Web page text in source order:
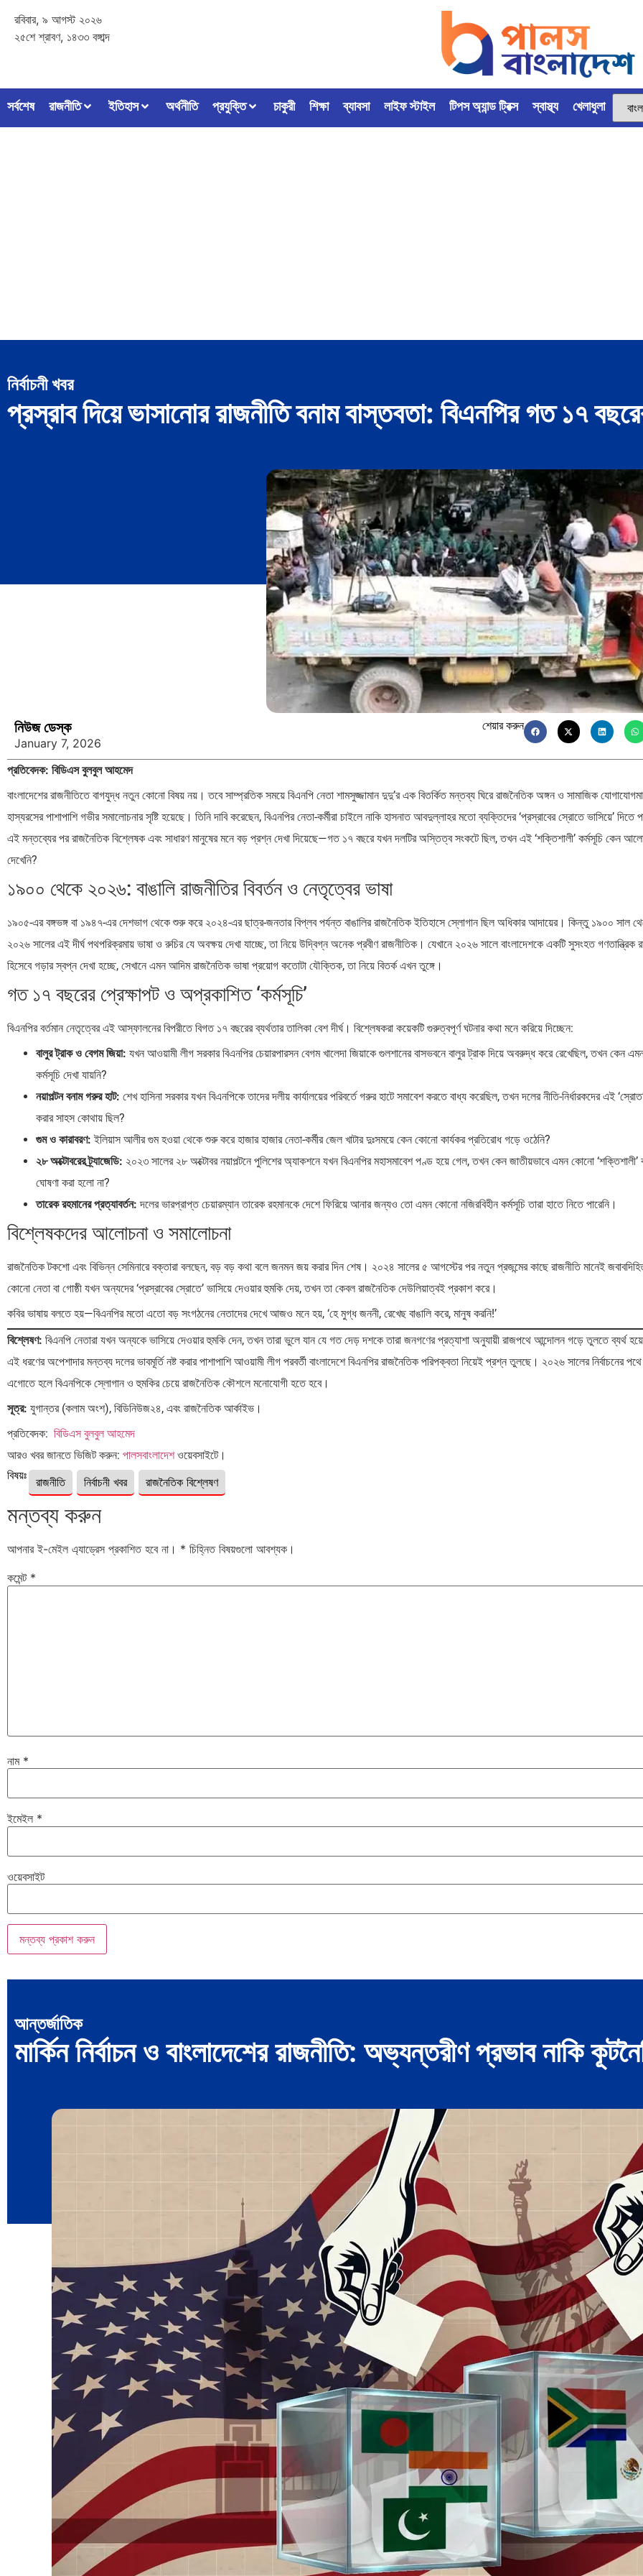
রবিবার, ৯ আগস্ট ২০২৬
২৫শে শ্রাবণ, ১৪৩৩ বঙ্গাব্দ
সর্বশেষ রাজনীতি ইতিহাস অর্থনীতি প্রযুক্তি চাকুরী শিক্ষা ব্যাবসা লাইফ স্টাইল টিপস অ্যান্ড ট্রিক্স স্বাস্থ্য খেলাধুলা
নির্বাচনী খবর
প্রস্রাব দিয়ে ভাসানোর রাজনীতি বনাম বাস্তবতা: বিএনপির গত ১৭
নিউজ ডেস্ক
January 7, 2026
শেয়ার করুন
প্রতিবেদক: বিডিএস বুলবুল আহমেদ
বাংলাদেশের রাজনীতিতে বাগযুদ্ধ নতুন কোনো বিষয় নয়। তবে সাম্প্রতিক সময়ে বিএনপি নেতা শামসুজ্জামান দুদু’র এক বিতর্কিত মন্তব্য ঘিরে রাজনৈতিক অঙ্গন ও সামাজিক
হাস্যরসের পাশাপাশি গভীর সমালোচনার সৃষ্টি হয়েছে। তিনি দাবি করেছেন, বিএনপির নেতা-কর্মীরা চাইলে নাকি হাসনাত আবদুল্লাহর মতো ব্যক্তিদের ‘প্রস্রাবের স্রোতে ভাসিয়ে’ দিতে
এই মন্তব্যের পর রাজনৈতিক বিশ্লেষক এবং সাধারণ মানুষের মনে বড় প্রশ্ন দেখা দিয়েছে—গত ১৭ বছরে যখন দলটির অস্তিত্ব সংকটে ছিল, তখন এই ‘শক্তিশালী’ কর্মসূচি কেন
দেখেনি?
১৯০০ থেকে ২০২৬: বাঙালি রাজনীতির বিবর্তন ও নেতৃত্বের ভাষা
১৯০৫-এর বঙ্গভঙ্গ বা ১৯৪৭-এর দেশভাগ থেকে শুরু করে ২০২৪-এর ছাত্র-জনতার বিপ্লব পর্যন্ত বাঙালির রাজনৈতিক ইতিহাসে স্লোগান ছিল অধিকার আদায়ের। কিন্তু ১৯০০ সাল
২০২৬ সালের এই দীর্ঘ পথপরিক্রমায় ভাষা ও রুচির যে অবক্ষয় দেখা যাচ্ছে, তা নিয়ে উদ্বিগ্ন অনেক প্রবীণ রাজনীতিক। যেখানে ২০২৬ সালে বাংলাদেশকে একটি সুসংহত গণতান্ত্রিক
হিসেবে গড়ার স্বপ্ন দেখা হচ্ছে, সেখানে এমন আদিম রাজনৈতিক ভাষা প্রয়োগ কতোটা যৌক্তিক, তা নিয়ে বিতর্ক এখন তুঙ্গে।
গত ১৭ বছরের প্রেক্ষাপট ও অপ্রকাশিত ‘কর্মসূচি’
বিএনপির বর্তমান নেতৃত্বের এই আস্ফালনের বিপরীতে বিগত ১৭ বছরের ব্যর্থতার তালিকা বেশ দীর্ঘ। বিশ্লেষকরা কয়েকটি গুরুত্বপূর্ণ ঘটনার কথা মনে করিয়ে দিচ্ছেন:
বালুর ট্রাক ও বেগম জিয়া: যখন আওয়ামী লীগ সরকার বিএনপির চেয়ারপারসন বেগম খালেদা জিয়াকে গুলশানের বাসভবনে বালুর ট্রাক দিয়ে অবরুদ্ধ করে রেখেছিল, তখন কেন
কর্মসূচি দেখা যায়নি?
নয়াপল্টন বনাম গরুর হাট: শেখ হাসিনা সরকার যখন বিএনপিকে তাদের দলীয় কার্যালয়ের পরিবর্তে গরুর হাটে সমাবেশ করতে বাধ্য করেছিল, তখন দলের নীতি-নির্ধারকদের এই
করার সাহস কোথায় ছিল?
গুম ও কারাবরণ: ইলিয়াস আলীর গুম হওয়া থেকে শুরু করে হাজার হাজার নেতা-কর্মীর জেল খাটার দুঃসময়ে কেন কোনো কার্যকর প্রতিরোধ গড়ে ওঠেনি?
২৮ অক্টোবরের ট্র্যাজেডি: ২০২৩ সালের ২৮ অক্টোবর নয়াপল্টনে পুলিশের অ্যাকশনে যখন বিএনপির মহাসমাবেশ পণ্ড হয়ে গেল, তখন কেন জাতীয়ভাবে এমন কোনো ‘শক্তিশালী’
ঘোষণা করা হলো না?
তারেক রহমানের প্রত্যাবর্তন: দলের ভারপ্রাপ্ত চেয়ারম্যান তারেক রহমানকে দেশে ফিরিয়ে আনার জন্যও তো এমন কোনো নজিরবিহীন কর্মসূচি তারা হাতে নিতে পারেনি।
বিশ্লেষকদের আলোচনা ও সমালোচনা
রাজনৈতিক টকশো এবং বিভিন্ন সেমিনারে বক্তারা বলছেন, বড় বড় কথা বলে জনমন জয় করার দিন শেষ। ২০২৪ সালের ৫ আগস্টের পর নতুন প্রজন্মের কাছে রাজনীতি মানেই
কোনো নেতা বা গোষ্ঠী যখন অন্যদের ‘প্রস্রাবের স্রোতে’ ভাসিয়ে দেওয়ার হুমকি দেয়, তখন তা কেবল রাজনৈতিক দেউলিয়াত্বই প্রকাশ করে।
কবির ভাষায় বলতে হয়—বিএনপির মতো এতো বড় সংগঠনের নেতাদের দেখে আজও মনে হয়, ‘হে মুগ্ধ জননী, রেখেছ বাঙালি করে, মানুষ করনি!’
বিশ্লেষণ: বিএনপি নেতারা যখন অন্যকে ভাসিয়ে দেওয়ার হুমকি দেন, তখন তারা ভুলে যান যে গত দেড় দশকে তারা জনগণের প্রত্যাশা অনুযায়ী রাজপথে আন্দোলন গড়ে তুলতে ব্যর্থ
এই ধরণের অপেশাদার মন্তব্য দলের ভাবমূর্তি নষ্ট করার পাশাপাশি আওয়ামী লীগ পরবর্তী বাংলাদেশে বিএনপির রাজনৈতিক পরিপক্বতা নিয়েই প্রশ্ন তুলছে। ২০২৬ সালের নির্বাচনের পথে
এগোতে হলে বিএনপিকে স্লোগান ও হুমকির চেয়ে রাজনৈতিক কৌশলে মনোযোগী হতে হবে।
সূত্র: যুগান্তর (কলাম অংশ), বিডিনিউজ২৪, এবং রাজনৈতিক আর্কাইভ।
প্রতিবেদক: বিডিএস বুলবুল আহমেদ
আরও খবর জানতে ভিজিট করুন: পালসবাংলাদেশওয়েবসাইটে।
বিষয়ঃ
রাজনীতি নির্বাচনী খবর রাজনৈতিক বিশ্লেষণ
মন্তব্য করুন
আপনার ই-মেইল এ্যাড্রেস প্রকাশিত হবে না। * চিহ্নিত বিষয়গুলো আবশ্যক।
কমেন্ট *
নাম *
ইমেইল *
ওয়েবসাইট
আন্তর্জাতিক
মার্কিন নির্বাচন ও বাংলাদেশের রাজনীতি: অভ্যন্তরীণ প্রভাব নাকি